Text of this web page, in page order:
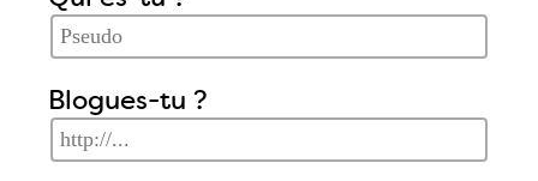
Blogues-tu ?